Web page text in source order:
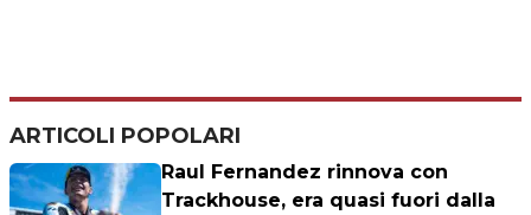
ARTICOLI POPOLARI
Raul Fernandez rinnova con
Trackhouse, era quasi fuori dalla